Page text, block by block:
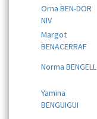
Orna BEN-DOR
NIV
Margot
BENACERRAF
Norma BENGELL
Yamina
BENGUIGUI